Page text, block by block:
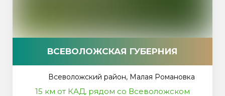
ВСЕВОЛОЖСКАЯ ГУБЕРНИЯ
Всеволожский район, Малая Романовка
15 км от КАД, рядом со Всеволожском